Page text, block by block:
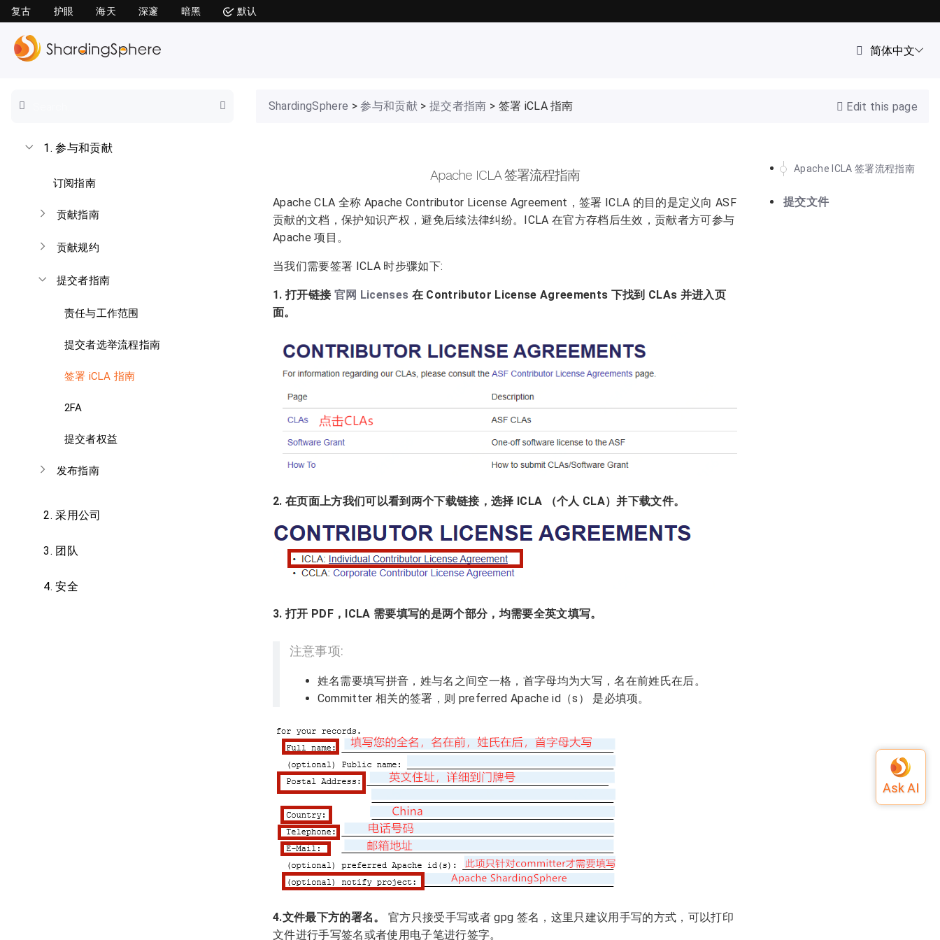
复古 护眼 海天 深邃 暗黑 默认
1.参与和贡献
订阅指南
贡献指南
贡献规约
提交者指南
责任与工作范围
提交者选举流程指南
签署 iCLA 指南
2FA
提交者权益
发布指南
2.采用公司
3. 团队
4.安全
Edit this page
ShardingSphere >参与和贡献> 提交者指南 > 签署 iCLA 指南
Apache ICLA 签署流程指南
提交文件
Apache ICLA 签署流程指南
Apache CLA 全称 Apache Contributor License Agreement，签署 ICLA 的目的是定义向 ASF
贡献的文档，保护知识产权，避免后续法律纠纷。ICLA 在官方存档后生效，贡献者方可参与
Apache 项目。
当我们需要签署 ICLA 时步骤如下:
1. 打开链接 官网 Licenses 在 Contributor License Agreements 下找到 CLAs 并进入页
面。
2. 在页面上方我们可以看到两个下载链接，选择 ICLA （个人 CLA）并下载文件。
3. 打开 PDF，ICLA 需要填写的是两个部分，均需要全英文填写。
注意事项:
姓名需要填写拼音，姓与名之间空一格，首字母均为大写，名在前姓氏在后。
Committer 相关的签署，则 preferred Apache id（s） 是必填项。
4.文件最下方的署名。
官方只接受手写或者 gpg 签名，这里只建议用手写的方式，可以打印
文件进行手写签名或者使用电子笔进行签字。